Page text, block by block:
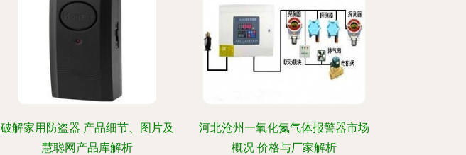
破解家用防盗器 产品细节、图片及
慧聪网产品库解析
河北沧州一氧化氮气体报警器市场
概况 价格与厂家解析